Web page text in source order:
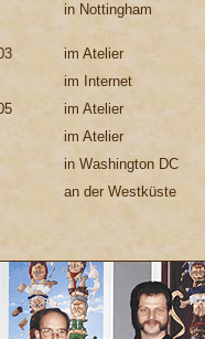
in Nottingham
im Atelier
im Internet
im Atelier
im Atelier
in Washington DC
an der Westküste